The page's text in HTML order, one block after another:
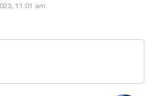
11:01 am